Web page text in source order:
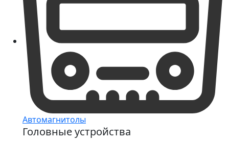
Автомагнитолы
Головные устройства